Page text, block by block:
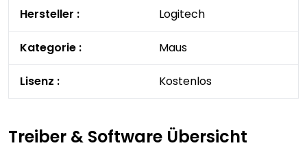
Hersteller : Logitech
Kategorie : Maus
Lisenz : Kostenlos
Treiber & Software Übersicht